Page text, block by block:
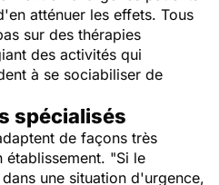
atténuer les effets. Tous
sur des thérapies
des activités qui
à se sociabiliser de
spécialisés
de façons très
établissement. "Si le
une situation d'urgence,